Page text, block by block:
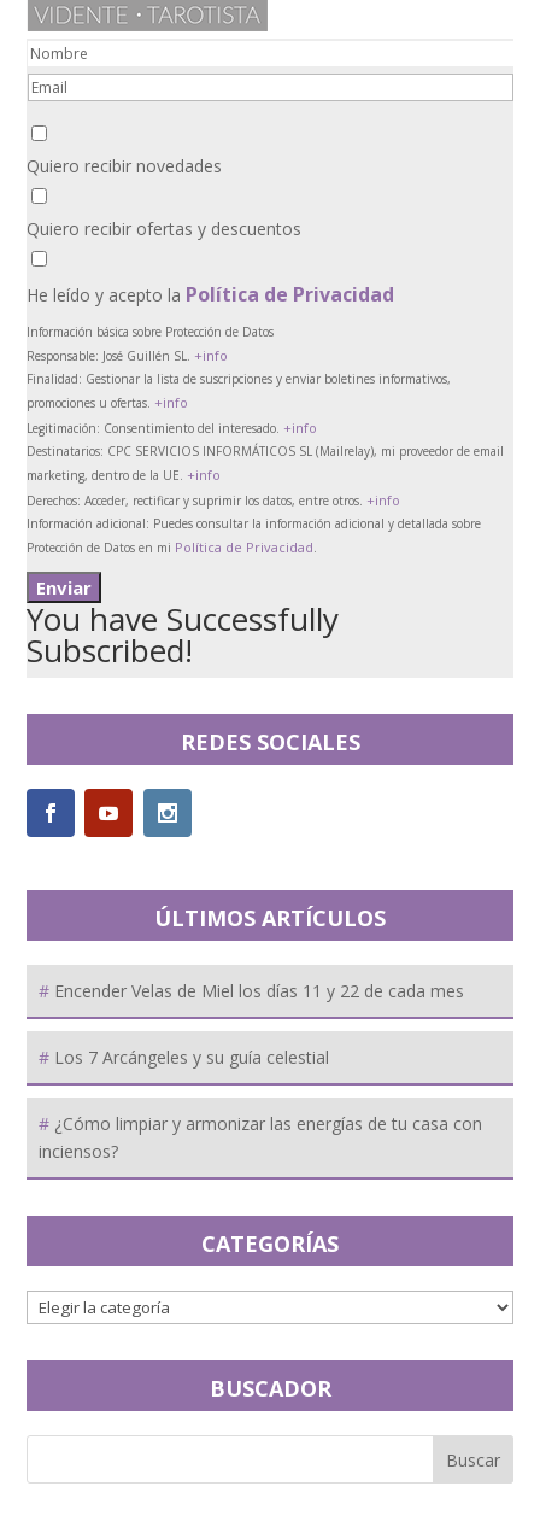
Quiero recibir novedades
Quiero recibir ofertas y descuentos
He leído y acepto la Política de Privacidad
Información básica sobre Protección de Datos
Responsable: José Guillén SL. +info
Finalidad: Gestionar la lista de suscripciones y enviar boletines informativos,
promociones u ofertas. +info
Legitimación: Consentimiento del interesado. +info
Destinatarios: CPC SERVICIOS INFORMÁTICOS SL (Mailrelay), mi proveedor de email
marketing, dentro de la UE. +info
Derechos: Acceder, rectificar y suprimir los datos, entre otros. +info
Información adicional: Puedes consultar la información adicional y detallada sobre
Protección de Datos en mi Política de Privacidad
You have Successfully
Subscribed!
REDES SOCIALES
ÚLTIMOS ARTÍCULOS
Encender Velas de Miel los días 11 y 22 de cada mes
Los 7 Arcángeles y su guía celestial
¿Cómo limpiar y armonizar las energías de tu casa con
inciensos?
CATEGORÍAS
BUSCADOR